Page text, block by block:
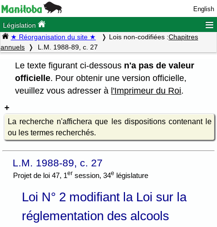
English
Législation ≡
★ Réorganisation du site ★ Lois non-codifiées :Chapitres
annuels
L.M. 1988-89, c. 27
Le texte figurant ci-dessous n'a pas de valeur
officielle. Pour obtenir une version officielle,
veuillez vous adresser à l'Imprimeur du Roi.
La recherche n'affichera que les dispositions contenant le
ou les termes recherchés.
L.M. 1988-89, c. 27
Projet de loi 47, 1er session, 34e législature
Loi N° 2 modifiant la Loi sur la
réglementation des alcools